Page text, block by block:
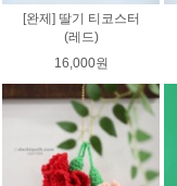
[완제] 딸기 티코스터
(레드)
16,000원